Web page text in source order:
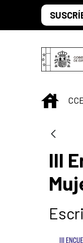
Skip to Main
INICIO
III